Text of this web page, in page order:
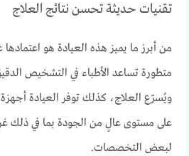
تقنيات حديثة تحسن نتائج العلاج
من أبرز ما يميز هذه العيادة هو
متطورة تساعد الأطباء في التشخيص
ويُسرّع العلاج، كذلك توفر العيادة
على مستوى عالٍ من الجودة بما في
لبعض التخصصات.